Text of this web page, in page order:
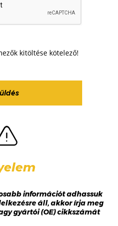
kitöltése kötelező!
információt adhassuk
áll, akkor írja meg
gyártói (OE) cikkszámát